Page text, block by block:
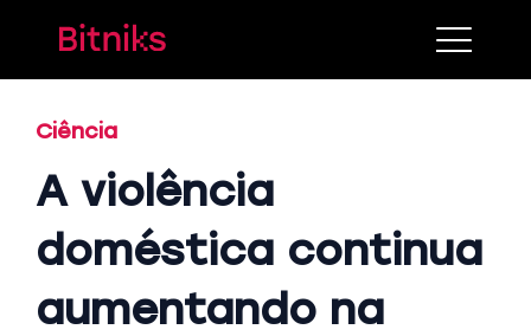
Ciência
A violência
doméstica continua
aumentando na